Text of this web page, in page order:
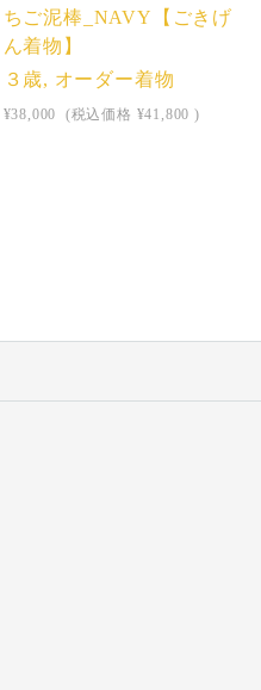
ちご泥棒_NAVY【ごきげ
ん着物】
３歳, オーダー着物
¥38,000 (税込価格 ¥41,800 )